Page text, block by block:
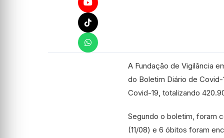
A Fundação de Vigilância
do Boletim Diário de
Covid-19, totalizando
Segundo o boletim, foram
(11/08) e 6 óbitos foram